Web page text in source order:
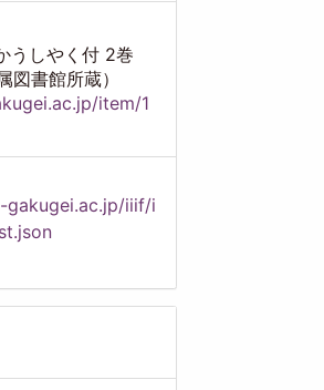
うしやく付 2巻
図書館所蔵）
item/1
gakugei.ac.jp/iiif/i